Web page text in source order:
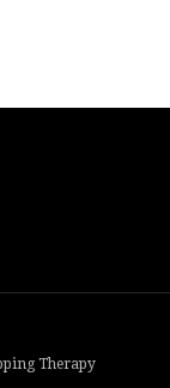
Therapy